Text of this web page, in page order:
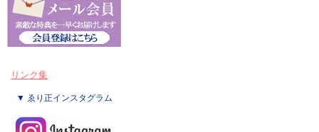
リンク集
▼ ゑり正インスタグラム